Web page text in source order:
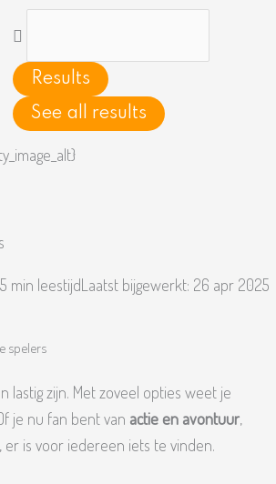
...
Results
See all results
5 min leestijdLaatst bijgewerkt: 26 apr 2025
spelers
lastig zijn. Met zoveel opties weet je
je nu fan bent van actie en avontuur,
, er is voor iedereen iets te vinden.